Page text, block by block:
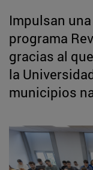
Impulsan
programa
gracias al
la
municipios